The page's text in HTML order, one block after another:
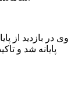
وی در بازدید از
پایانه شد و